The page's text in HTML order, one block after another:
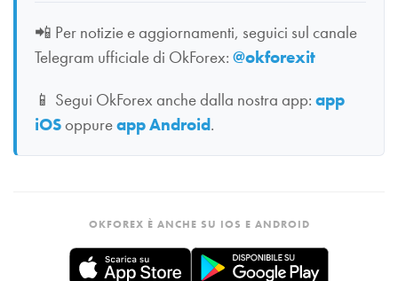
📲 Per notizie e aggiornamenti, seguici sul canale
Telegram ufficiale di OkForex: @okforexit
📱 Segui OkForex anche dalla nostra app: app
iOSoppureapp Android.
OKFOREX È ANCHE SU IOS E ANDROID